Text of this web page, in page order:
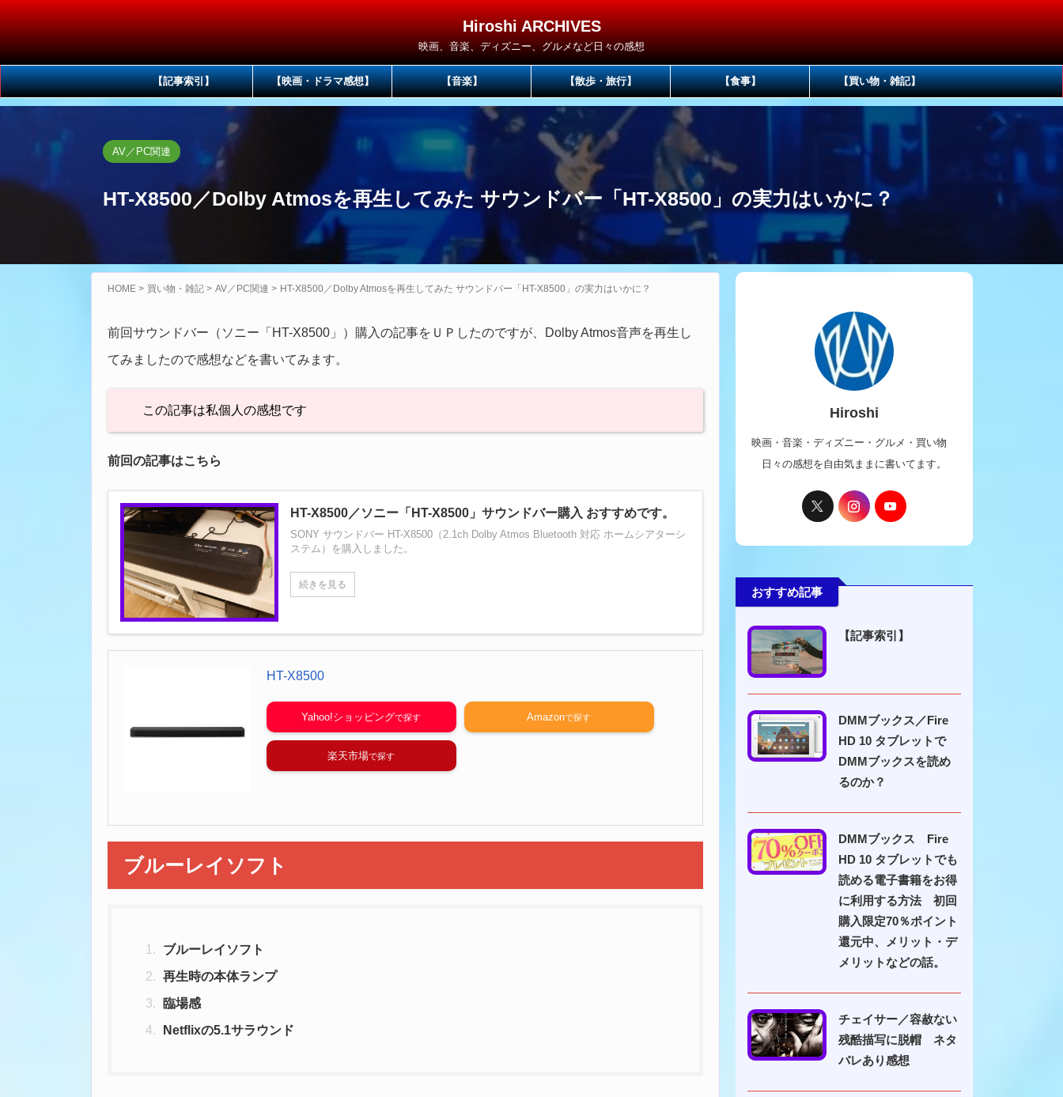
Hiroshi ARCHIVES
映画、音楽、ディズニー、グルメなど日々の感想
【記事索引】 【映画・ドラマ感想】 【音楽】 【散歩・旅行】 【食事】 【買い物・雑記】
AV／PC関連
HT-X8500／Dolby Atmosを再生してみた サウンドバー「HT-X8500」の実力はいかに？
HOME > 買い物・雑記 > AV／PC関連 > HT-X8500／Dolby Atmosを再生してみた サウンドバー「HT-X8500」の実力はいかに？
前回サウンドバー（ソニー「HT-X8500」）購入の記事をＵＰしたのですが、Dolby Atmos音声を再生し
てみましたので感想などを書いてみます。
この記事は私個人の感想です
前回の記事はこちら
HT-X8500／ソニー「HT-X8500」サウンドバー購入 おすすめです。
SONY サウンドバー HT-X8500（2.1ch Dolby Atmos Bluetooth 対応 ホームシアターシ
ステム）を購入しました。
続きを見る
HT-X8500
Yahoo!ショッピング Amazon
楽天市場
ブルーレイソフト
ブルーレイソフト
再生時の本体ランプ
臨場感
Netflixの5.1サラウンド
Hiroshi
映画・音楽・ディズニー・グルメ・買い物
日々の感想を自由気ままに書いてます。
おすすめ記事
【記事索引】
DMMブックス／Fire
HD 10 タブレットで
DMMブックスを読め
るのか？
DMMブックス Fire
HD 10 タブレットでも
読める電子書籍をお得
に利用する方法 初回
購入限定70％ポイント
還元中、メリット・デ
メリットなどの話。
チェイサー／容赦ない
残酷描写に脱帽 ネタ
バレあり感想